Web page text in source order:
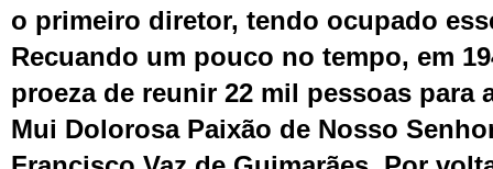
o primeiro diretor, tendo ocupado
Recuando um pouco no tempo, em
proeza de reunir 22 mil pessoas para
Mui Dolorosa Paixão de Nosso